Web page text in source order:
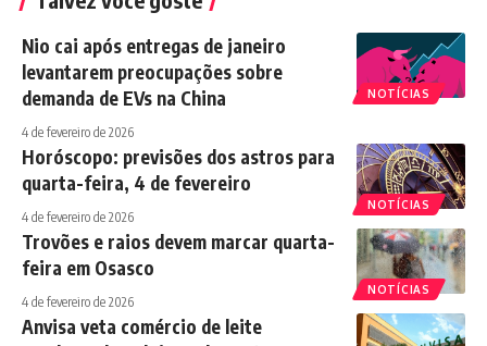
NOTÍCIAS
Nio cai após entregas de janeiro
levantarem preocupações sobre
demanda de EVs na China
4 de fevereiro de 2026
NOTÍCIAS
Horóscopo: previsões dos astros para
quarta-feira, 4 de fevereiro
4 de fevereiro de 2026
NOTÍCIAS
Trovões e raios devem marcar quarta-
feira em Osasco
4 de fevereiro de 2026
Anvisa veta comércio de leite